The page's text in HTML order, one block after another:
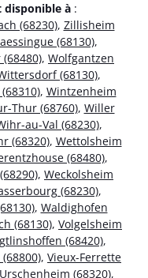
disponible à :
(68230), Zillisheim
(68130),
, Wolfgantzen
(68130),
, Wintzenheim
Thur (68760), Willer
au-Val (68230),
(68320), Wettolsheim
(68480),
, Weckolsheim
(68230),
, Waldighofen
(68130), Volgelsheim
(68420),
, Vieux-Ferrette
Urschenheim (68320),